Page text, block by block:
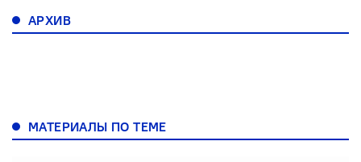
АРХИВ
МАТЕРИАЛЫ ПО ТЕМЕ